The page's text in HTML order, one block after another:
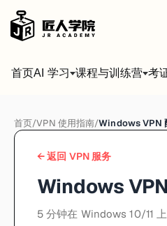
首页AI 学习 课程与训练营 考
首页/VPN 使用指南/Windows VPN
← 返回 VPN 服务
Windows
5 分钟在 Windows 10/11